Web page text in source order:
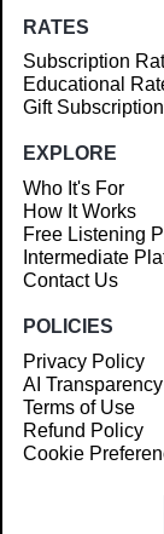
RATES
Subscription
Educational
Gift
EXPLORE
Who It's For
How It Works
Free Listening
Intermediate
Contact Us
POLICIES
Privacy Policy
AI
Terms of Use
Refund Policy
Cookie